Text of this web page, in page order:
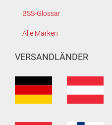
BSS-Glossar
Alle Marken
VERSANDLÄNDER